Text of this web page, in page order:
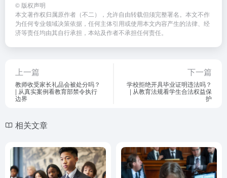
© 版权声明
本文著作权归属原作者（不二），允许自由转载但须完整署名。本文不作
为任何专业领域决策依据，任何主体引用或使用本文内容产生的法律、经
济等责任均由其自行承担，本站及作者不承担任何责任。
上一篇
教师收受家长礼品会被处分吗？
| 从真实案例看教育部禁令执行
边界
下一篇
学校拒绝开具毕业证明违法吗？
| 从教育法规看学生合法权益保
护
相关文章